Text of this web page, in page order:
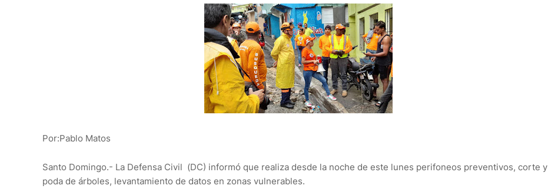
Por:Pablo Matos
Santo Domingo.- La Defensa Civil (DC) informó que realiza desde la noche de este lunes perifoneos preventivos, corte y
poda de árboles, levantamiento de datos en zonas vulnerables.